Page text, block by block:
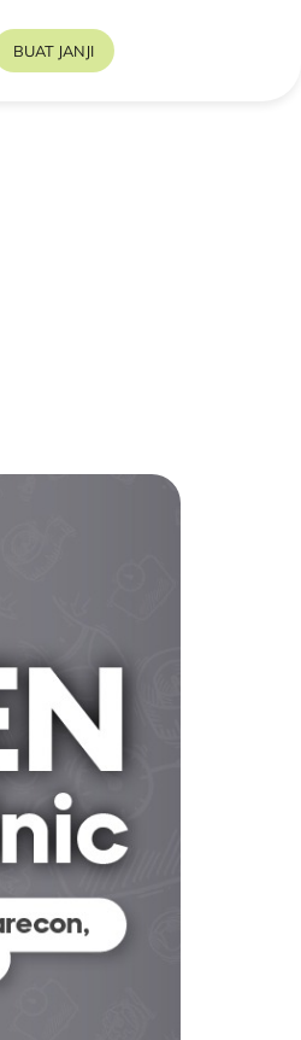
BUAT JANJI